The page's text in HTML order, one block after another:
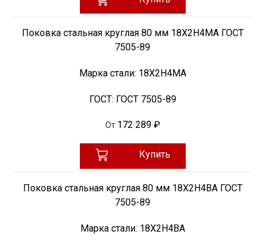
Поковка стальная круглая 80 мм 18Х2Н4МА ГОСТ
7505-89
Марка стали: 18Х2Н4МА
ГОСТ: ГОСТ 7505-89
От 172 289 ₽
Купить
Поковка стальная круглая 80 мм 18Х2Н4ВА ГОСТ
7505-89
Марка стали: 18Х2Н4ВА